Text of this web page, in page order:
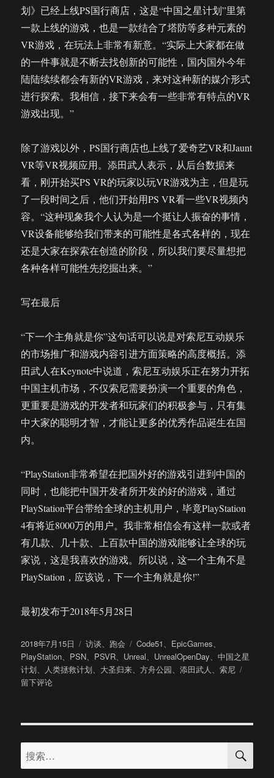
划》已经上线PS国行商店，这是“中国之星计划”里第
一款上线的游戏，也是一款结合了塔防等多种元素的
VR游戏，在玩法上非常有新意。“实际上大家都在做
的一件事就是不断去找创新的可能性，国内国外今年
陆陆续续都会有新的VR游戏，来对这种新的媒介形式
进行探索。我相信，接下来会有一些非常有特点的VR
游戏出现。”
除了游戏以外，PS国行商店也上线了爱奇艺VR和Jaunt
VR等VR视频应用。添田武人表示，从后台数据来
看，刚开始买PS VR的玩家以玩VR游戏为主，但是玩
了一段时间之后，他们开始用PS VR看一些VR视频内
容。“这种现象我个人认为是一个挺让人振奋的事情，
VR设备能够给我们带来的可能性是各式各样的，现在
还是大家在探索在创造的阶段，所以我们要尽量想把
各种各样可能性先挖掘出来。”
写在最后
“下一个主角就是你”这句话可以说是对索尼互动娱乐
的市场推广和游戏内容引进方面策略的高度概括。添
田武人在Keynote中说道，索尼互动娱乐正在努力开拓
中国主机市场，不仅索尼需要扮演一个重要的角色，
更重要是游戏的开发者和玩家们的积极参与，只有集
中大家的聪明才智，才能让更多的优秀作品诞生在国
内。
“PlayStation非常希望在把国外好的游戏引进到中国的
同时，也能把中国开发者所开发的好的游戏，通过
PlayStation平台带给全球的主机用户，毕竟PlayStation
4有将近8000万的用户。我非常相信会有这样一款或者
有几款、几十款、上百款中国的游戏能够让全球的玩
家说，这是我喜欢的游戏。所以说，这一个主角不是
PlayStation，应该说，下一个主角就是你!”
最初发布于2018年5月28日
发
布
于
2018年7月15日
分
类
访谈、 跑会
标
签
Code51、 EpicGames、
PlayStation、 PSN、 PSVR、 Unreal、 UnrealOpenDay、中国之星
计划、 人类拯救计划、 大圣归来、方舟公园、添田武人、索尼
人：
主
机
游
留下评论
搜
索：
搜